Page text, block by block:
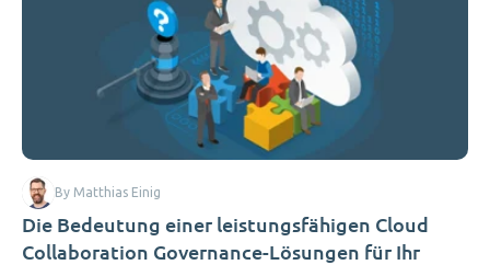
Die Bedeutung einer leistungsfähigen Cloud
Collaboration Governance-Lösungen für Ihr
By Matthias Einig